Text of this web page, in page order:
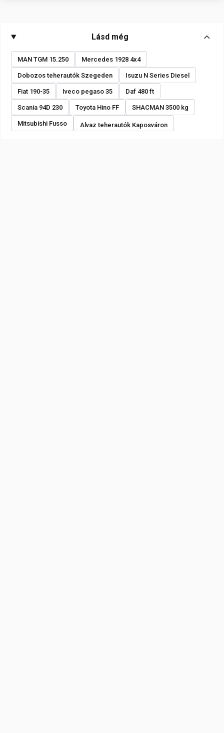
Lásd még
MAN TGM 15.250 Mercedes 1928 4x4
Dobozos teherautók Szegeden Isuzu N Series Diesel
Fiat 190-35 Iveco pegaso 35 Daf 480 ft
Scania 94D 230 Toyota Hino FF SHACMAN 3500 kg
Mitsubishi Fusso Alvaz teherautók Kaposváron